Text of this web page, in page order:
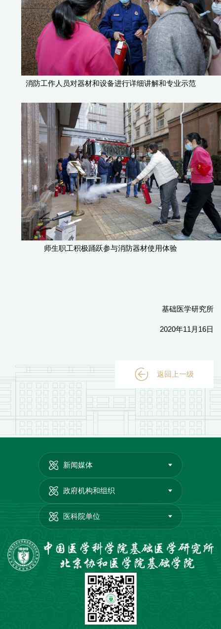
消防工作人员对器材和设备进行详细讲解和专业示范
师生职工积极踊跃参与消防器材使用体验
基础医学研究所
2020年11月16日
返回上一级
新闻媒体
政府机构和组织
医科院单位